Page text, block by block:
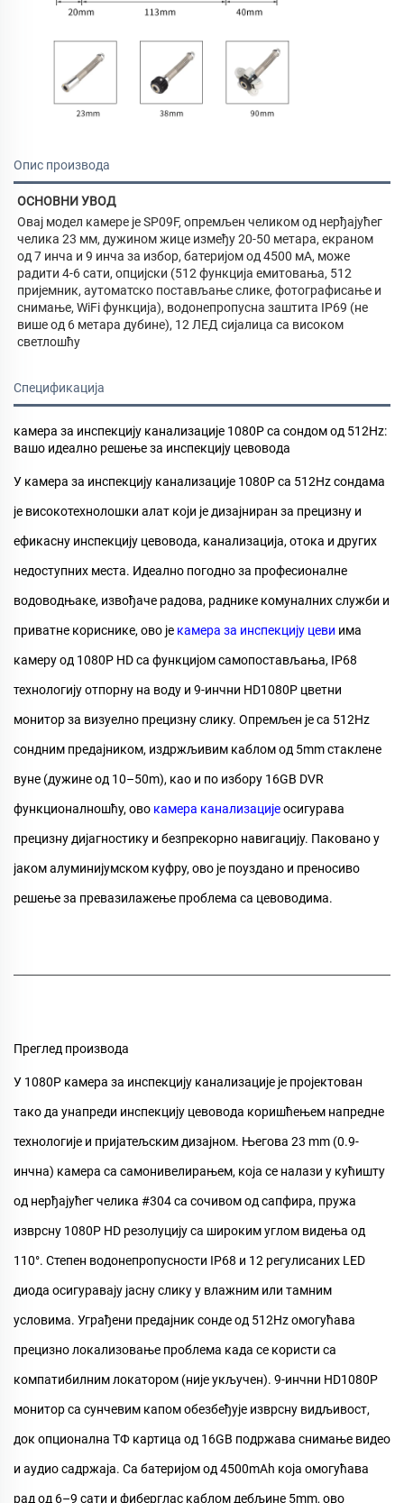
Опис производа
ОСНОВНИ УВОД
Овај модел камере је SP09F, опремљен челиком од нерђајућег
челика 23 мм, дужином жице између 20-50 метара, екраном
од 7 инча и 9 инча за избор, батеријом од 4500 мА, може
радити 4-6 сати, опцијски (512 функција емитовања, 512
пријемник, аутоматско постављање слике, фотографисање и
снимање, WiFi функција), водонепропусна заштита IP69 (не
више од 6 метара дубине), 12 ЛЕД сијалица са високом
светлошћу
Спецификација
камера за инспекцију канализације 1080P са сондом од 512Hz:
вашо идеално решење за инспекцију цевовода
У камера за инспекцију канализације 1080P са 512Hz сондама
је високотехнолошки алат који је дизајниран за прецизну и
ефикасну инспекцију цевовода, канализација, отока и других
недоступних места. Идеално погодно за професионалне
водоводњаке, извођаче радова, раднике комуналних служби и
приватне кориснике, ово је камера за инспекцију цеви има
камеру од 1080P HD са функцијом самопостављања, IP68
технологију отпорну на воду и 9-инчни HD1080P цветни
монитор за визуелно прецизну слику. Опремљен је са 512Hz
сондним предајником, издржљивим каблом од 5mm стаклене
вуне (дужине од 10–50m), као и по избору 16GB DVR
функционалношћу, ово камера канализацијеосигурава
прецизну дијагностику и безпрекорно навигацију. Паковано у
јаком алуминијумском куфру, ово је поуздано и преносиво
решење за превазилажење проблема са цевоводима.
Преглед производа
У 1080P камера за инспекцију канализације је пројектован
тако да унапреди инспекцију цевовода коришћењем напредне
технологије и пријатељским дизајном. Његова 23 mm (0.9-
инчна) камера са самонивелирањем, која се налази у кућишту
од нерђајућег челика #304 са сочивом од сапфира, пружа
изврсну 1080P HD резолуцију са широким углом видења од
110°. Степен водонепропусности IP68 и 12 регулисаних LED
диода осигуравају јасну слику у влажним или тамним
условима. Уграђени предајник сонде од 512Hz омогућава
прецизно локализовање проблема када се користи са
компатибилним локатором (није укључен). 9-инчни HD1080P
монитор са сунчевим капом обезбеђује изврсну видљивост,
док опционална ТФ картица од 16GB подржава снимање видео
и аудио садржаја. Са батеријом од 4500mAh која омогућава
рад од 6–9 сати и фиберглас каблом дебљине 5mm, ово